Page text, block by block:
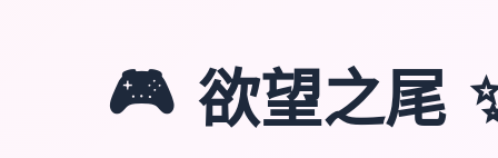
🎮 欲望之尾